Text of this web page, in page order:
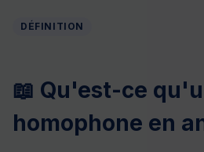
DÉFINITION
📖 Qu'est-ce
homophone en